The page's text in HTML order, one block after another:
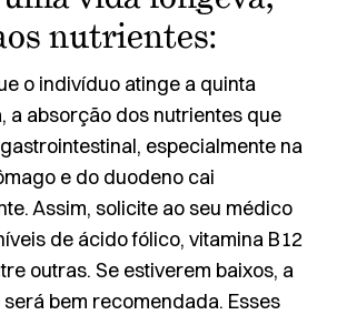
nutrientes:
o indivíduo atinge a quinta
a absorção dos nutrientes que
especialmente na
e do duodeno cai
Assim, solicite ao seu médico
de ácido fólico, vitamina B12
outras. Se estiverem baixos, a
bem recomendada. Esses